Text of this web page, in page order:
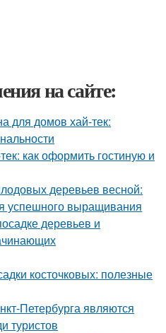
на сайте:
для домов хай-тек:
как оформить гостиную и
деревьев весной:
успешного выращивания
деревьев и
косточковых: полезные
Петербурга являются
туристов